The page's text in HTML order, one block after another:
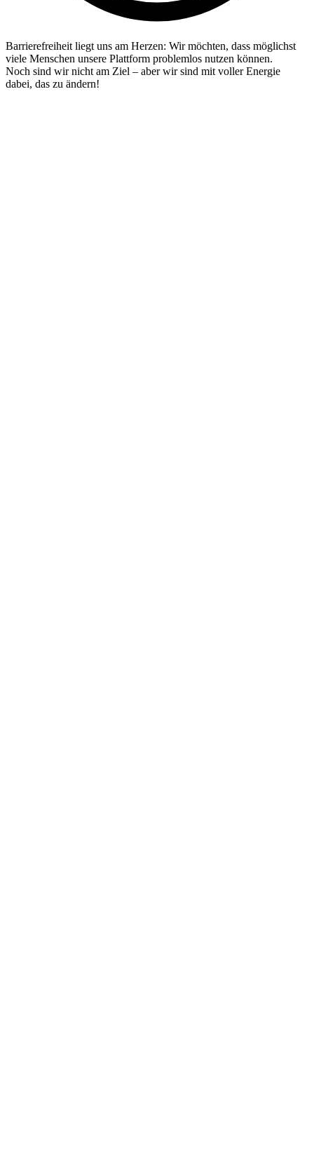
Barrierefreiheit liegt uns am Herzen: Wir möchten, dass möglichst
viele Menschen unsere Plattform problemlos nutzen können.
Noch sind wir nicht am Ziel – aber wir sind mit voller Energie
dabei, das zu ändern!